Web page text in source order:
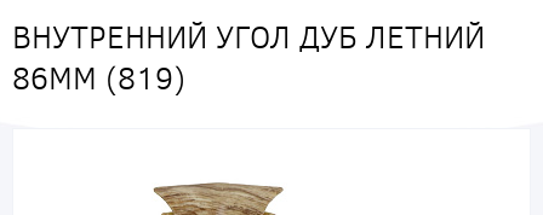
ВНУТРЕННИЙ УГОЛ ДУБ ЛЕТНИЙ
86ММ (819)